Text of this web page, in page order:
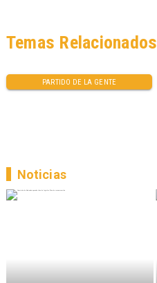
PARTIDO DE LA GENTE
Temas Relacionados
Noticias